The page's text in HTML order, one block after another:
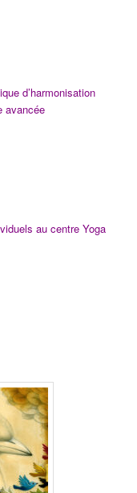
d’harmonisation
avancée
au centre Yoga